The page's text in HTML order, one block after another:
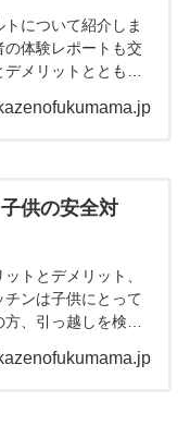
について紹介しま
体験レポートも交
メリットとともに
供の安全対
トとデメリット、
ンは子供にとって
、引っ越しを検討